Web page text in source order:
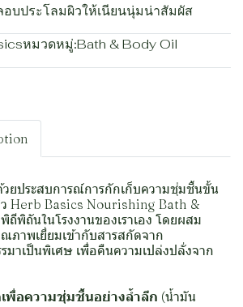
บประโลมผิวให้เนียนนุ่มน่าสัมผัส
หมวดหมู่:Bath & Body Oil
ยประสบการณ์การกักเก็บความชุ่มชื้นขั้น
Herb Basics Nourishing Bath &
พิถันในโรงงานของเราเอง โดยผสม
ภาพเยี่ยมเข้ากับสารสกัดจาก
าเป็นพิเศษ เพื่อคืนความเปล่งปลั่งจาก
พื่อความชุ่มชื้นอย่างล้ำลึก (น้ำมัน